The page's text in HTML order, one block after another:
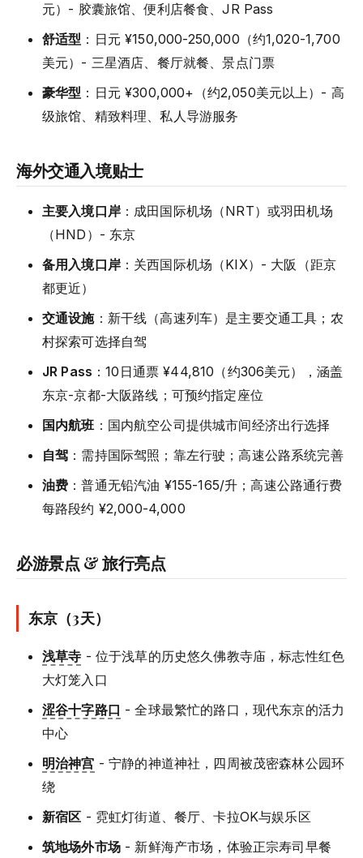
元）- 胶囊旅馆、便利店餐食、JR Pass
舒适型 ：日元 ¥150,000-250,000（约1,020-1,700
美元）- 三星酒店、餐厅就餐、景点门票
豪华型 ：日元 ¥300,000+（约2,050美元以上）- 高
级旅馆、精致料理、私人导游服务
海外交通入境贴士
主要入境口岸：成田国际机场（NRT）或羽田机场
（HND）- 东京
备用入境口岸：关西国际机场（KIX）- 大阪（距京
都更近）
交通设施：新干线（高速列车）是主要交通工具；农
村探索可选择自驾
JR Pass ：10日通票 ¥44,810（约306美元），涵盖
东京-京都-大阪路线；可预约指定座位
国内航班：国内航空公司提供城市间经济出行选择
自驾 ：需持国际驾照；靠左行驶；高速公路系统完善
油费 ：普通无铅汽油 ¥155-165/升；高速公路通行费
每路段约 ¥2,000-4,000
必游景点 & 旅行亮点
东京（3天）
浅草寺 - 位于浅草的历史悠久佛教寺庙，标志性红色
大灯笼入口
涩谷十字路口 - 全球最繁忙的路口，现代东京的活力
中心
明治神宫 - 宁静的神道神社，四周被茂密森林公园环
绕
新宿区 - 霓虹灯街道、餐厅、卡拉OK与娱乐区
筑地场外市场- 新鲜海产市场，体验正宗寿司早餐